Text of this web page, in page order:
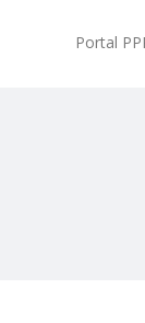
Portal